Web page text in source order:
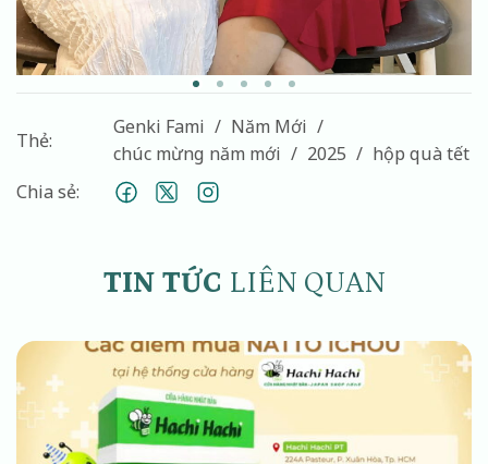
Thẻ:
Genki Fami
Năm Mới
chúc mừng năm mới
2025
hộp quà tết
Chia sẻ:
TIN TỨC LIÊN QUAN